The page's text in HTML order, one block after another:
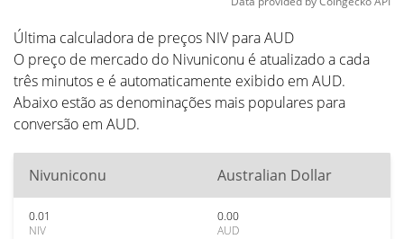
Última calculadora de preços NIV para AUD
O preço de mercado do Nivuniconu é atualizado a cada
três minutos e é automaticamente exibido em AUD.
Abaixo estão as denominações mais populares para
conversão em AUD.
Nivuniconu Australian Dollar
0.01
NIV
0.00
AUD